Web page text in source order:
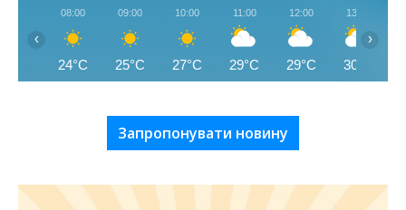
08:00
24°C
09:00
25°C
10:00
27°C
11:00
29°C
12:00
29°C
13:00
30°C
‹ ›
Запропонувати новину